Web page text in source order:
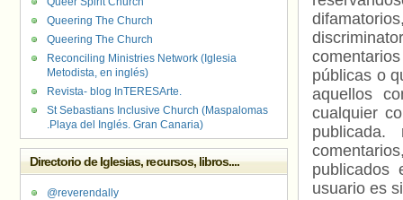
públicas o
aquellos
cualquier
usuario es
Queering The Church
Queering The Church
Reconciling Ministries Network (Iglesia
Metodista, en inglés)
Revista- blog InTERESArte.
St Sebastians Inclusive Church (Maspalomas
.Playa del Inglés. Gran Canaria)
Directorio de Iglesias, recursos, libros....
@reverendally